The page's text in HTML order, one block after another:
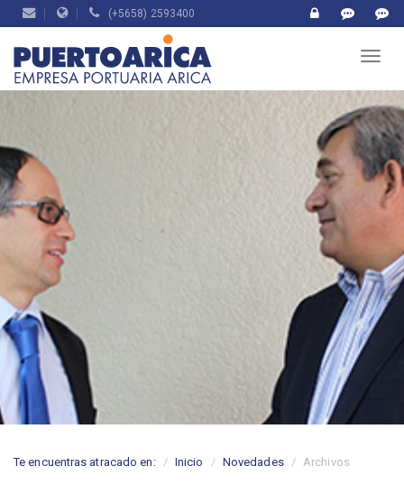
(+5658) 2593400
Te encuentras atracado en: Inicio Novedades Archivos